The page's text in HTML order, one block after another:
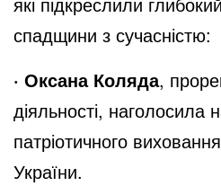
спадщини з сучасністю:
· Оксана Коляда,
діяльності, наголосила
патріотичного
України.